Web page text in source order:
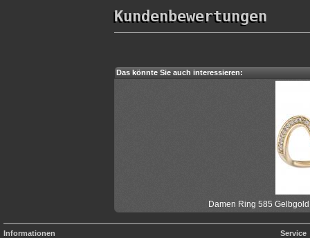
Kundenbewertungen
Das könnte Sie auch interessieren:
Damen Ring 585
Informationen
Service